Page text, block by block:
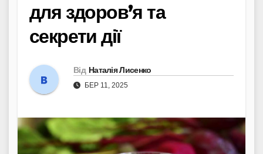
для здоров’я та
секрети дії
Від Наталія Лисенко
БЕР 11, 2025